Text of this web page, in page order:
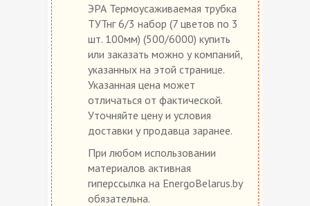
ЭРА Термоусаживаемая трубка
ТУТнг 6/3 набор (7 цветов по 3
шт. 100мм) (500/6000) купить
или заказать можно у компаний,
указанных на этой странице.
Указанная цена может
отличаться от фактической.
Уточняйте цену и условия
доставки у продавца заранее.
При любом использовании
материалов активная
гиперссылка на EnergoBelarus.by
обязательна.